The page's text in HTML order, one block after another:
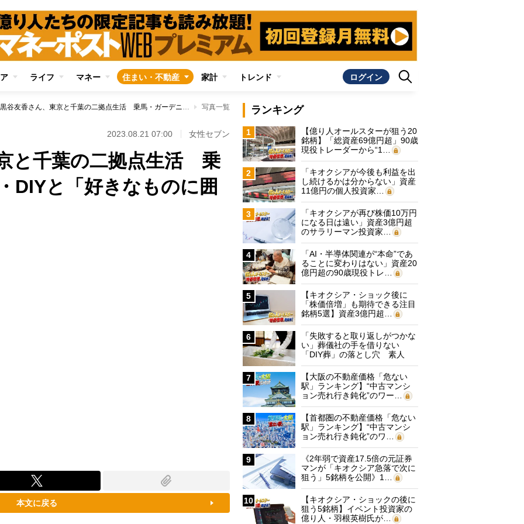
ライフ マネー 住まい・不動産 家計 トレンド ログイン
黒谷友香さん、東京と千葉の二拠点生活 乗馬・ガーデニング・DIYと「好きなものに囲まれた暮らし」 写真一覧
2023.08.21 07:00 女性セブン
と千葉の二拠点生活 乗
DIYと「好きなものに囲
本文に戻る
ランキング
1
【億り人オールスターが狙う20
銘柄】「総資産69億円超」90歳
現役トレーダーから“1…
2
「キオクシアが今後も利益を出
し続けるかは分からない」資産
11億円の個人投資家…
3
「キオクシアが再び株価10万円
になる日は遠い」資産3億円超
のサラリーマン投資家…
4
「AI・半導体関連が“本命”であ
ることに変わりはない」資産20
億円超の90歳現役トレ…
5
【キオクシア・ショック後に
「株価倍増」も期待できる注目
銘柄5選】資産3億円超…
6
「失敗すると取り返しがつかな
い」葬儀社の手を借りない
「DIY葬」の落とし穴 素人
に…
7
【大阪の不動産価格「危ない
駅」ランキング】“中古マンシ
ョン売れ行き鈍化”のワー…
8
【首都圏の不動産価格「危ない
駅」ランキング】“中古マンシ
ョン売れ行き鈍化”のワ…
9
《2年弱で資産17.5倍の元証券
マンが「キオクシア急落で次に
狙う」5銘柄を公開》1…
10
【キオクシア・ショックの後に
狙う5銘柄】イベント投資家の
億り人・羽根英樹氏が…